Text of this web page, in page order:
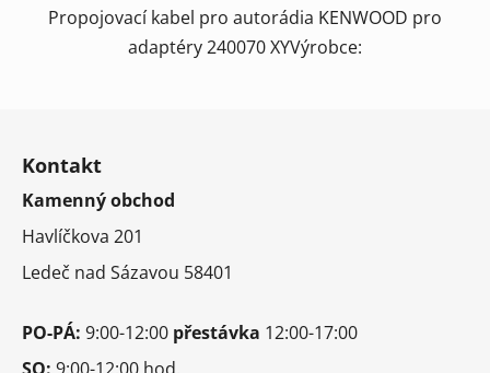
Propojovací kabel pro autorádia KENWOOD pro
adaptéry 240070 XYVýrobce:
Kontakt
Kamenný obchod
Havlíčkova 201
Ledeč nad Sázavou 58401
PO-PÁ: 9:00-12:00 přestávka 12:00-17:00
SO: 9:00-12:00 hod.